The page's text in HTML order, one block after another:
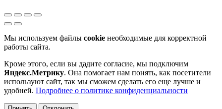
Мы используем файлы cookie необходимые для корректной
работы сайта.
Кроме этого, если вы дадите согласие, мы подключим
Яндекс.Метрику. Она помогает нам понять, как посетители
используют сайт, так мы сможем сделать его еще лучше и
удобней. Подробнее о политике конфиденциальности